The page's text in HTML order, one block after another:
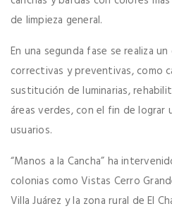
de limpieza general.
En una segunda fase se realiza
correctivas y preventivas, como
sustitución de luminarias,
áreas verdes, con el fin de lograr
usuarios.
“Manos a la Cancha” ha
colonias como Vistas Cerro
Villa Juárez y la zona rural de El